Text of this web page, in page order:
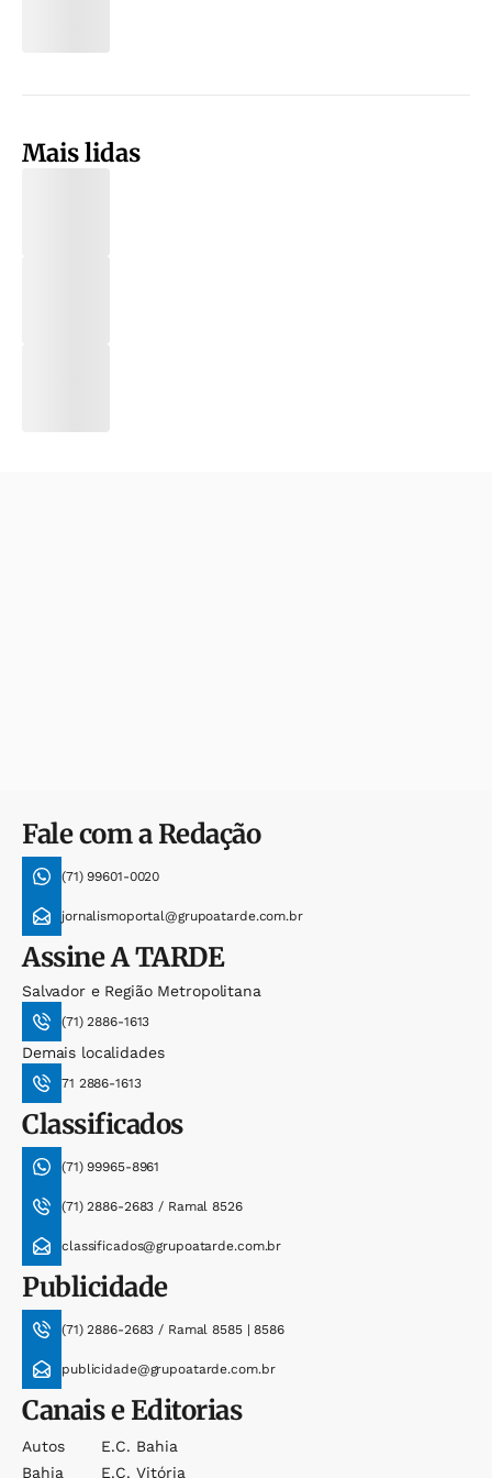
Mais lidas
Fale com a Redação
(71) 99601-0020
jornalismoportal@grupoatarde.com.br
AssineA TARDE
Salvador e Região Metropolitana
(71) 2886-1613
Demais localidades
71 2886-1613
Classificados
(71) 99965-8961
(71) 2886-2683 / Ramal 8526
classificados@grupoatarde.com.br
Publicidade
(71) 2886-2683 / Ramal 8585 | 8586
publicidade@grupoatarde.com.br
Canais e Editorias
Autos
Bahia
E.c. Bahia
E.c. Vitória